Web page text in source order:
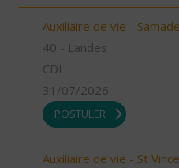
Auxiliaire de vie -
40 - Landes
CDI
31/07/2026
POSTULER
Auxiliaire de vie - St